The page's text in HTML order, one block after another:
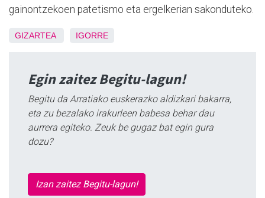
gainontzekoen patetismo eta ergelkerian sakonduteko.
GIZARTEA IGORRE
Egin zaitez Begitu-lagun!
Begitu da Arratiako euskerazko aldizkari bakarra,
eta zu bezalako irakurleen babesa behar dau
aurrera egiteko. Zeuk be gugaz bat egin gura
dozu?
Izan zaitez Begitu-lagun!